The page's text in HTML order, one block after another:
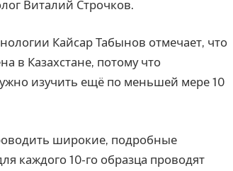
Виталий Строчков.
Кайсар Табынов отмечает, что
в Казахстане, потому что
изучить ещё по меньшей мере 10
широкие, подробные
каждого 10-го образца проводят